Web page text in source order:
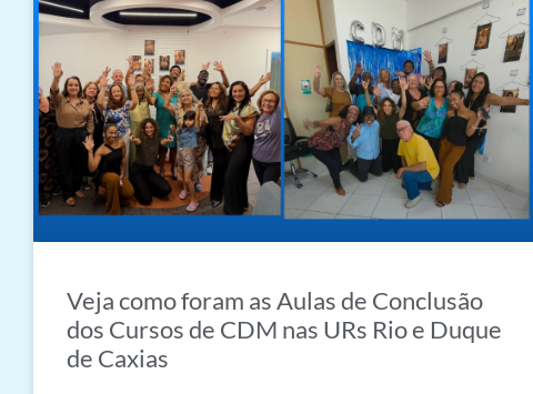
Veja como foram as Aulas de Conclusão
dos Cursos de CDM nas URs Rio e Duque
de Caxias